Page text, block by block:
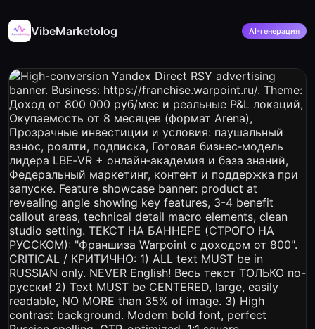
VibeMarketolog AI-генерация